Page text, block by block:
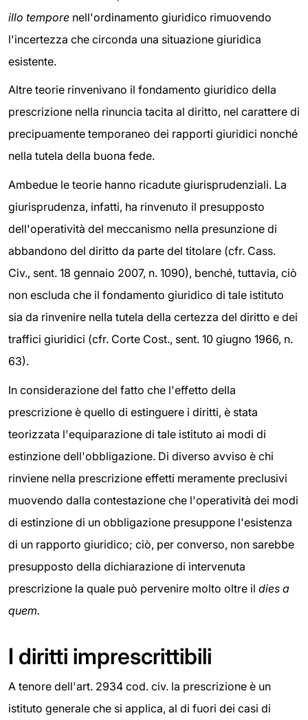
illo tempore nell'ordinamento giuridico rimuovendo
l'incertezza che circonda una situazione giuridica
esistente.
Altre teorie rinvenivano il fondamento giuridico della
prescrizione nella rinuncia tacita al diritto, nel carattere di
precipuamente temporaneo dei rapporti giuridici nonché
nella tutela della buona fede.
Ambedue le teorie hanno ricadute giurisprudenziali. La
giurisprudenza, infatti, ha rinvenuto il presupposto
dell'operatività del meccanismo nella presunzione di
abbandono del diritto da parte del titolare (cfr. Cass.
Civ., sent. 18 gennaio 2007, n. 1090), benché, tuttavia, ciò
non escluda che il fondamento giuridico di tale istituto
sia da rinvenire nella tutela della certezza del diritto e dei
traffici giuridici (cfr. Corte Cost., sent. 10 giugno 1966, n.
63).
In considerazione del fatto che l'effetto della
prescrizione è quello di estinguere i diritti, è stata
teorizzata l'equiparazione di tale istituto ai modi di
estinzione dell'obbligazione. Di diverso avviso è chi
rinviene nella prescrizione effetti meramente preclusivi
muovendo dalla contestazione che l'operatività dei modi
di estinzione di un obbligazione presuppone l'esistenza
di un rapporto giuridico; ciò, per converso, non sarebbe
presupposto della dichiarazione di intervenuta
prescrizione la quale può pervenire molto oltre il dies a
quem.
I diritti imprescrittibili
A tenore dell'art. 2934 cod. civ. la prescrizione è un
istituto generale che si applica, al di fuori dei casi di